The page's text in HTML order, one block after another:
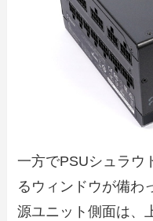
一方でPSUシュラウ
るウィンドウが備わ
源ユニット側面は、